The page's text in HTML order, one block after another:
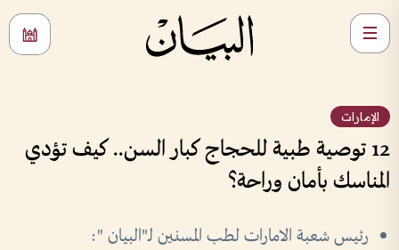
الإمارات
12 توصية طبية للحجاج كبار السن.. كيف تؤدي
المناسك بأمان وراحة؟
رئيس شعبة الامارات لطب المسنين لـ"البيان ":